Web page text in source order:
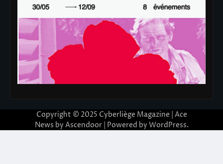
Copyright © 2025 Cyberliège Magazine | Ace
News by Ascendoor| Powered by WordPress.